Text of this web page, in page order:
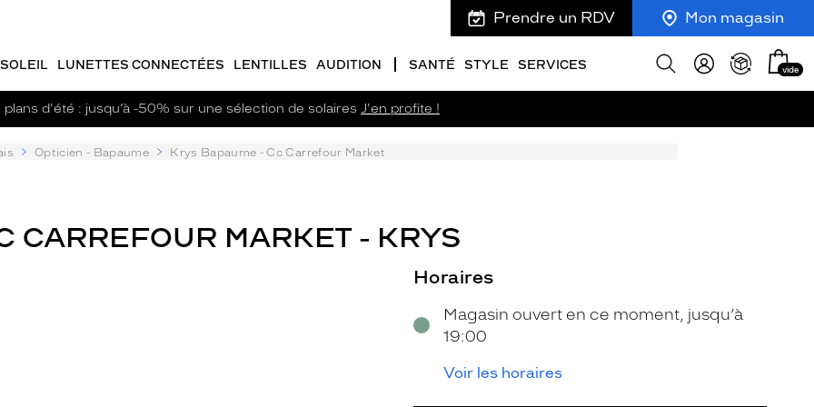
Prendre un RDV Mon magasin
LUNETTES CONNECTÉES LENTILLES AUDITION SANTÉ STYLE SERVICES
Afficher
Mon
panier
vide
plans d'été : jusqu’à -50% sur une sélection de solaires J'en profite !
Opticien - Bapaume Krys Bapaume - Cc Carrefour Market
CARREFOUR MARKET - KRYS
Horaires
Magasin ouvert en ce moment, jusqu’à
19:00
Voir les horaires